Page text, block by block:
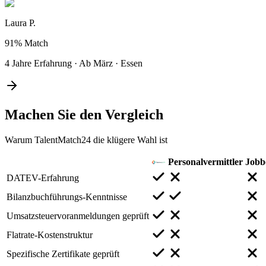
Laura P.
91% Match
4 Jahre Erfahrung · Ab März · Essen
Machen Sie den Vergleich
Warum TalentMatch24 die klügere Wahl ist
Personalvermittler
DATEV-Erfahrung
Bilanzbuchführungs-Kenntnisse
Umsatzsteuervoranmeldungen geprüft
Flatrate-Kostenstruktur
Spezifische Zertifikate geprüft